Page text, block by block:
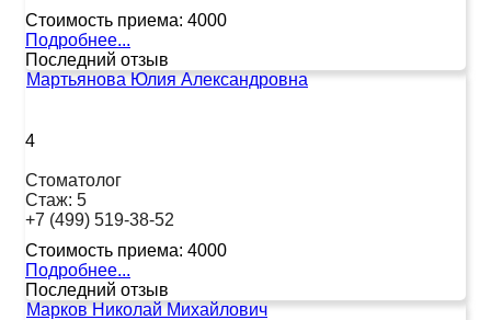
Стоимость приема: 4000
Подробнее...
Последний отзыв
Мартьянова Юлия Александровна
4
Стоматолог
Стаж: 5
+7 (499) 519-38-52
Стоимость приема: 4000
Подробнее...
Последний отзыв
Марков Николай Михайлович